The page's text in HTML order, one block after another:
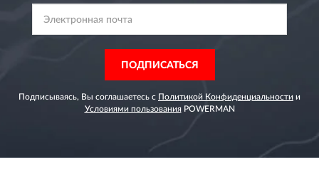
ПОДПИСАТЬСЯ
Подписываясь, Вы соглашаетесь с Политикой Конфиденциальности и
Условиями пользованияPOWERMAN